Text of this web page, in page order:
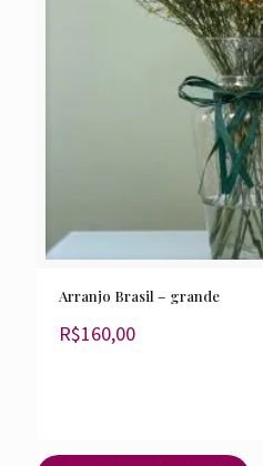
Arranjo Brasil – grande
R$160,00